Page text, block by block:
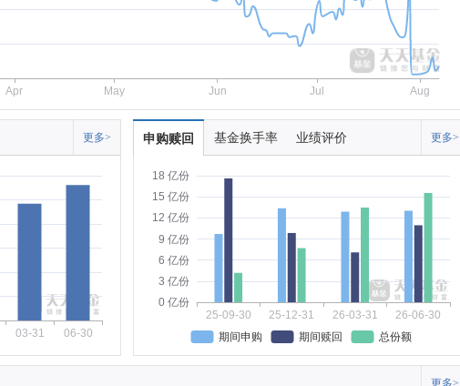
Apr May Jun Jul Aug
更多>
03-31 06-30
申购赎回 基金换手率 业绩评价 更多>
0 亿份
3 亿份
6 亿份
9 亿份
12 亿份
15 亿份
18 亿份
25-09-30 25-12-31 26-03-31
26-06-30
期间申购
期间赎回 总份额
更多>